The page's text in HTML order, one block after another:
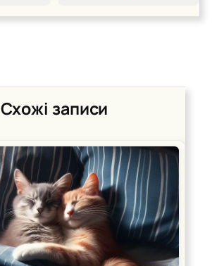
Схожі записи